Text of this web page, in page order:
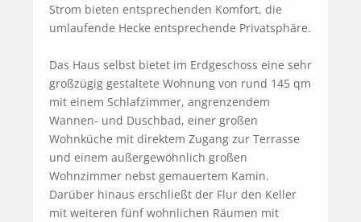
Strom bieten entsprechenden Komfort, die
umlaufende Hecke entsprechende Privatsphäre.
Das Haus selbst bietet im Erdgeschoss eine sehr
großzügig gestaltete Wohnung von rund 145 qm
mit einem Schlafzimmer, angrenzendem
Wannen- und Duschbad, einer großen
Wohnküche mit direktem Zugang zur Terrasse
und einem außergewöhnlich großen
Wohnzimmer nebst gemauertem Kamin.
Darüber hinaus erschließt der Flur den Keller
mit weiteren fünf wohnlichen Räumen mit